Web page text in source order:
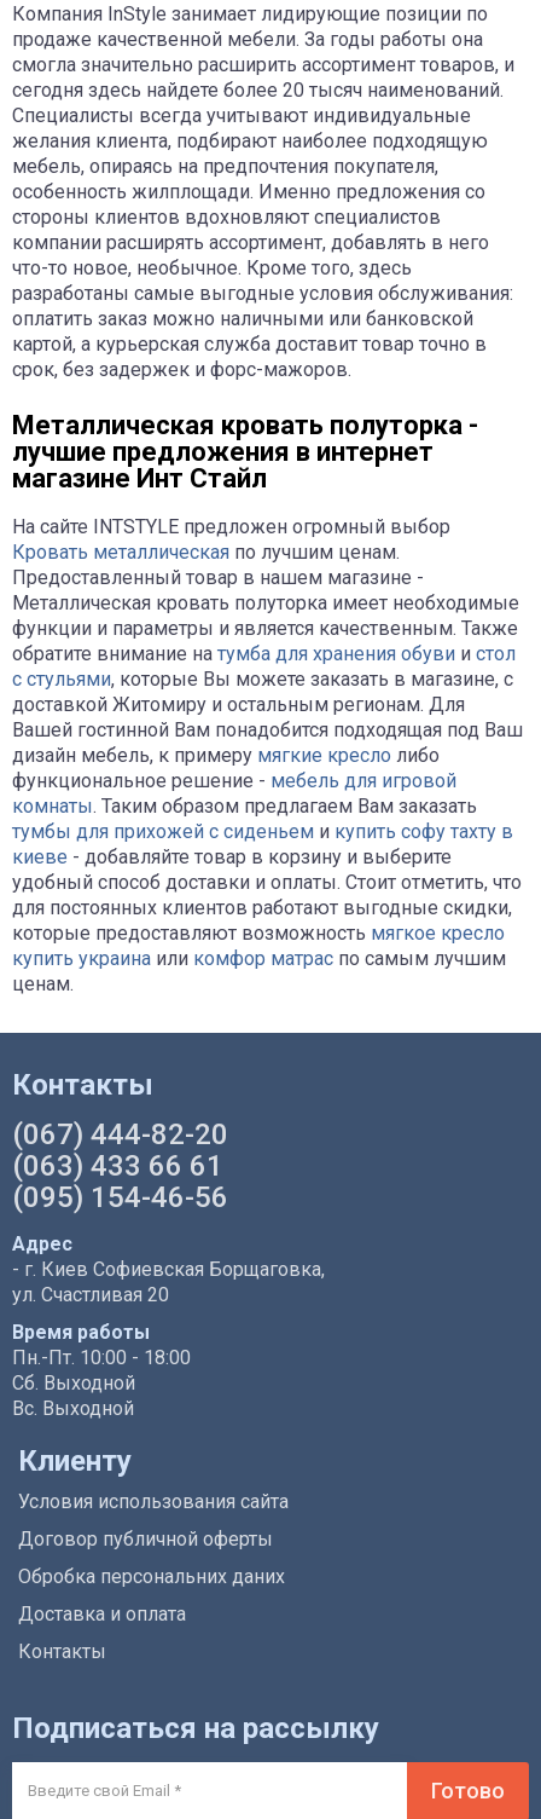
Компания InStyle занимает лидирующие позиции по
продаже качественной мебели. За годы работы она
смогла значительно расширить ассортимент товаров, и
сегодня здесь найдете более 20 тысяч наименований.
Специалисты всегда учитывают индивидуальные
желания клиента, подбирают наиболее подходящую
мебель, опираясь на предпочтения покупателя,
особенность жилплощади. Именно предложения со
стороны клиентов вдохновляют специалистов
компании расширять ассортимент, добавлять в него
что-то новое, необычное. Кроме того, здесь
разработаны самые выгодные условия обслуживания:
оплатить заказ можно наличными или банковской
картой, а курьерская служба доставит товар точно в
срок, без задержек и форс-мажоров.
Металлическая кровать полуторка -
лучшие предложения в интернет
магазине Инт Стайл
На сайте INTSTYLE предложен огромный выбор
Кровать металлическая по лучшим ценам.
Предоставленный товар в нашем магазине -
Металлическая кровать полуторка имеет необходимые
функции и параметры и является качественным. Также
обратите внимание на тумба для хранения обуви и стол
с стульями, которые Вы можете заказать в магазине, с
доставкой Житомиру и остальным регионам. Для
Вашей гостинной Вам понадобится подходящая под Ваш
дизайн мебель, к примеру мягкие кресло либо
функциональное решение - мебель для игровой
комнаты. Таким образом предлагаем Вам заказать
тумбы для прихожей с сиденьем и купить софу тахту в
киеве - добавляйте товар в корзину и выберите
удобный способ доставки и оплаты. Стоит отметить, что
для постоянных клиентов работают выгодные скидки,
которые предоставляют возможность мягкое кресло
купить украина или комфор матрас по самым лучшим
ценам.
Контакты
(067) 444-82-20
(063) 433 66 61
(095) 154-46-56
Адрес
- г. Киев Софиевская Борщаговка,
ул. Счастливая 20
Время работы
Пн.-Пт. 10:00 - 18:00
Сб. Выходной
Вс. Выходной
Клиенту
Условия использования сайта
Договор публичной оферты
Обробка персональних даних
Доставка и оплата
Контакты
Подписаться на рассылку
Готово